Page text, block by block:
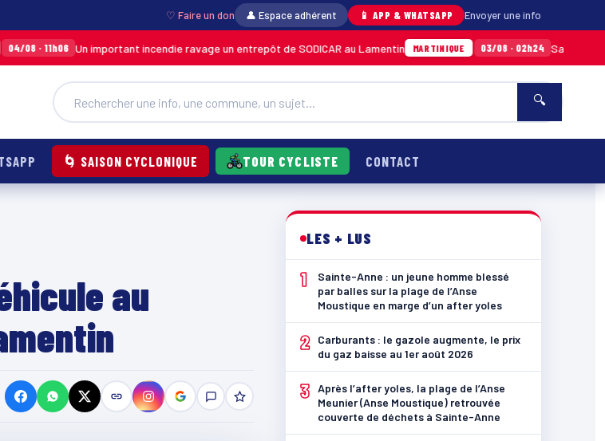
♡ Faire un don 👤 Espace adhérent 📱 APP & WHATSAPP Envoyer une info
Un important incendie ravage un entrepôt de SODICAR au Lamentin MARTINIQUE 03/08 · 02h24 Sainte-Anne : un
🔍
🌀 SAISON CYCLONIQUE TOUR CYCLISTE CONTACT
au
LES + LUS
1
Sainte-Anne : un jeune homme blessé
par balles sur la plage de l’Anse
Moustique en marge d’un after yoles
2
Carburants : le gazole augmente, le prix
du gaz baisse au 1er août 2026
3 Après l’after yoles, la plage de l’Anse
Meunier (Anse Moustique) retrouvée
couverte de déchets à Sainte-Anne